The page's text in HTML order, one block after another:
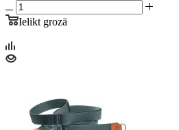
Ielikt grozā